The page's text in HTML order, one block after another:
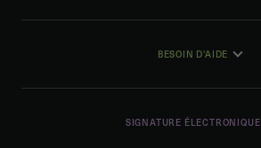
BESOIN D'AIDE
SIGNATURE ÉLECTRONIQUE